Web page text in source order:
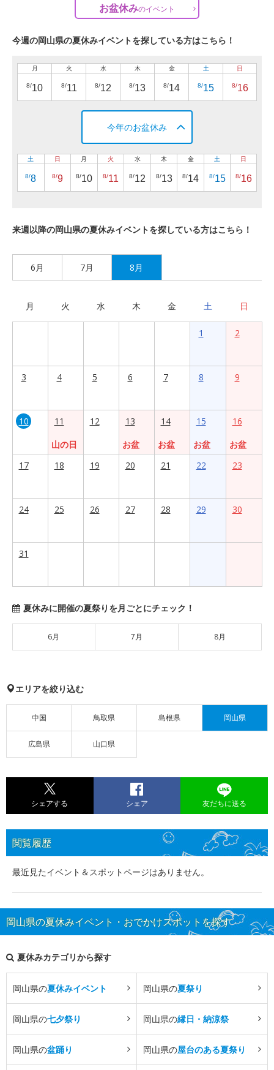
お盆休みのイベント
今週の岡山県の夏休みイベントを探している方はこちら！
月
8/10
火
8/11
水
8/12
木
8/13
金
8/14
土
8/15
日
8/16
今年のお盆休み
土
8/8
日
8/9
月
8/10
火
8/11
水
8/12
木
8/13
金
8/14
土
8/15
日
8/16
来週以降の岡山県の夏休みイベントを探している方はこちら！
6月 7月 8月
月 火 水 木 金 土 日
1 2
3 4 5 6 7 8 9
10
11
山の日
12
13
お盆
14
お盆
15
お盆
16
お盆
17
18 19 20 21 22 23
24 25 26 27 28 29 30
31
夏休みに開催の夏祭りを月ごとにチェック！
6月 7月 8月
エリアを絞り込む
中国 鳥取県 島根県 岡山県
広島県 山口県
シェアする シェア 友だちに送る
閲覧履歴
最近見たイベント＆スポットページはありません。
岡山県の夏休みイベント・おでかけスポットを探す
夏休みカテゴリから探す
岡山県の夏休みイベント 岡山県の夏祭り
岡山県の七夕祭り 岡山県の縁日・納涼祭
岡山県の盆踊り 岡山県の屋台のある夏祭り